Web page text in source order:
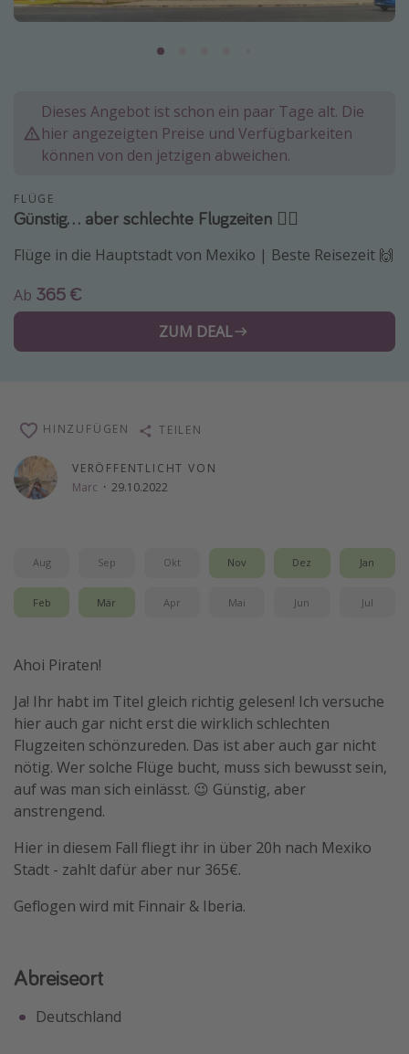
Normandie Urlaub
Kefalonia Urlaub
Krabi Urlaub
Sri Lanka Rundreise
Japan Rundreise
Alle Reisethemen
Wellnessurlaub
Wochenendtrip
Singlereisen
Strandurlaub
Hotels am Achensee
Weitere Themen
Reise Journal
Familienurlaub in der Türkei
Rundreisen in Thailand
Bahnreisen in der Schweiz
Reisepassfreie Reiseziele
Travel Know How
Silvesterreisen
Last Minute Urlaub Mallorca
Dieses Angebot ist schon ein paar Tage alt. Die
hier angezeigten Preise und Verfügbarkeiten
können von den jetzigen abweichen.
FLÜGE
Günstig... aber schlechte Flugzeiten 🤷‍♂️
Flüge in die Hauptstadt von Mexiko | Beste Reisezeit 🙌
Ab 365 €
ZUM DEAL
VERÖFFENTLICHT VON
Marc · 29.10.2022
HINZUFÜGEN TEILEN
Aug Sep Okt Nov Dez Jan
Feb Mär Apr Mai Jun Jul
Ahoi Piraten!
Ja! Ihr habt im Titel gleich richtig gelesen! Ich versuche
hier auch gar nicht erst die wirklich schlechten
Flugzeiten schönzureden. Das ist aber auch gar nicht
nötig. Wer solche Flüge bucht, muss sich bewusst sein,
auf was man sich einlässt. 😉 Günstig, aber
anstrengend.
Hier in diesem Fall fliegt ihr in über 20h nach Mexiko
Stadt - zahlt dafür aber nur 365€.
Geflogen wird mit Finnair & Iberia.
Abreiseort
Deutschland